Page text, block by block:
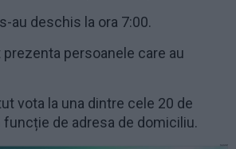
au deschis la ora 7:00.
persoanele care au
vota la una dintre cele 20 de
funcție de adresa de domiciliu.